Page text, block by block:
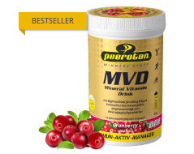
BESTSELLER